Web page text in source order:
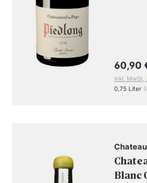
60,90
inkl.
0,75 Liter
Blanc